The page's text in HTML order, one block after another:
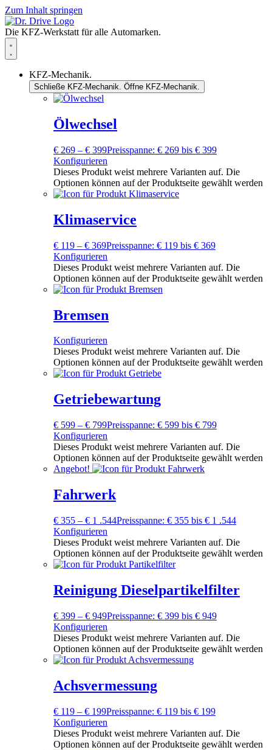
Zum Inhalt springen
Die KFZ-Werkstatt für alle Automarken.
KFZ-Mechanik.
Schließe KFZ-Mechanik. Öffne KFZ-Mechanik.
Ölwechsel
€ 269 – € 399Preisspanne: € 269 bis € 399
Konfigurieren
Dieses Produkt weist mehrere Varianten auf. Die
Optionen können auf der Produktseite gewählt werden
Klimaservice
€ 119 – € 369Preisspanne: € 119 bis € 369
Konfigurieren
Dieses Produkt weist mehrere Varianten auf. Die
Optionen können auf der Produktseite gewählt werden
Bremsen
Konfigurieren
Dieses Produkt weist mehrere Varianten auf. Die
Optionen können auf der Produktseite gewählt werden
Getriebewartung
€ 599 – € 799Preisspanne: € 599 bis € 799
Konfigurieren
Dieses Produkt weist mehrere Varianten auf. Die
Optionen können auf der Produktseite gewählt werden
Angebot!
Fahrwerk
€ 355 – € 1 .544Preisspanne: € 355 bis € 1 .544
Konfigurieren
Dieses Produkt weist mehrere Varianten auf. Die
Optionen können auf der Produktseite gewählt werden
Reinigung Dieselpartikelfilter
€ 399 – € 949Preisspanne: € 399 bis € 949
Konfigurieren
Dieses Produkt weist mehrere Varianten auf. Die
Optionen können auf der Produktseite gewählt werden
Achsvermessung
€ 119 – € 199Preisspanne: € 119 bis € 199
Konfigurieren
Dieses Produkt weist mehrere Varianten auf. Die
Optionen können auf der Produktseite gewählt werden